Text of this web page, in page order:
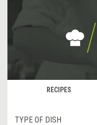
RECIPES
TYPE OF DISH